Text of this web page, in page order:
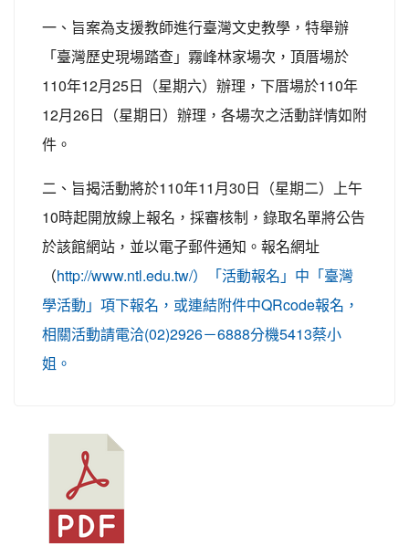
一、旨案為支援教師進行臺灣文史教學，特舉辦
「臺灣歷史現場踏查」霧峰林家場次，頂厝場於
110年12月25日（星期六）辦理，下厝場於110年
12月26日（星期日）辦理，各場次之活動詳情如附
件。
二、旨揭活動將於110年11月30日（星期二）上午
10時起開放線上報名，採審核制，錄取名單將公告
於該館網站，並以電子郵件通知。報名網址
（http://www.ntl.edu.tw/）「活動報名」中「臺灣
學活動」項下報名，或連結附件中QRcode報名，
相關活動請電洽(02)2926－6888分機5413蔡小
姐。